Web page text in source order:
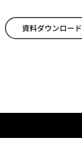
資料ダウンロード